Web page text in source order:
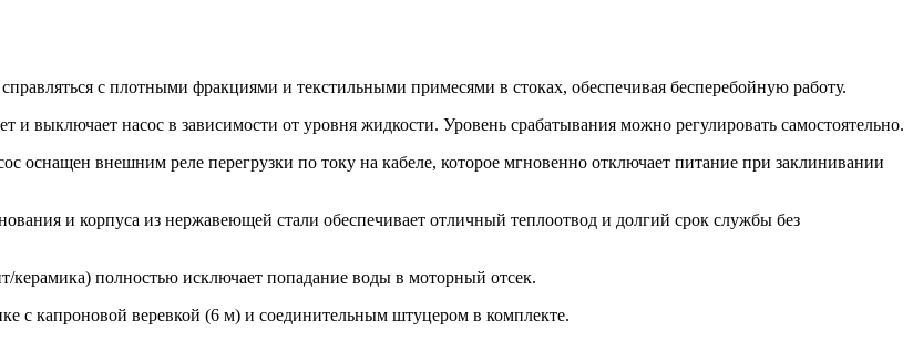
с плотными фракциями и текстильными примесями в стоках, обеспечивая бесперебойную работу.
и выключает насос в зависимости от уровня жидкости. Уровень срабатывания можно регулировать самостоятельно.
оснащен внешним реле перегрузки по току на кабеле, которое мгновенно отключает питание при заклинивании
и корпуса из нержавеющей стали обеспечивает отличный теплоотвод и долгий срок службы без
керамика) полностью исключает попадание воды в моторный отсек.
с капроновой веревкой (6 м) и соединительным штуцером в комплекте.